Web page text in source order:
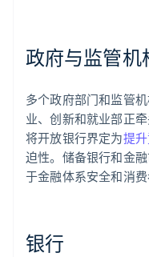
政府与监管机
多个政府部门和监管
业、创新和就业部正
将开放银行界定为提
迫性。储备银行和金
于金融体系安全和消费
银行